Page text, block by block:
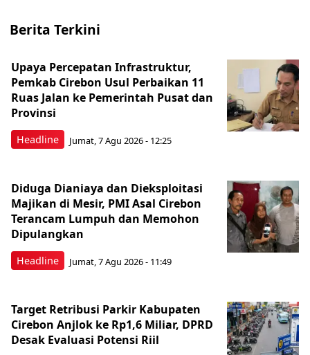
Berita Terkini
Headline
Upaya Percepatan Infrastruktur,
Pemkab Cirebon Usul Perbaikan 11
Ruas Jalan ke Pemerintah Pusat dan
Provinsi
Jumat, 7 Agu 2026 - 12:25
Headline
Diduga Dianiaya dan Dieksploitasi
Majikan di Mesir, PMI Asal Cirebon
Terancam Lumpuh dan Memohon
Dipulangkan
Jumat, 7 Agu 2026 - 11:49
Target Retribusi Parkir Kabupaten
Cirebon Anjlok ke Rp1,6 Miliar, DPRD
Desak Evaluasi Potensi Riil